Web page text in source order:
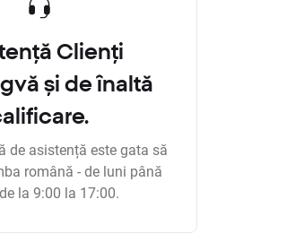
Clienți
și de înaltă
de asistență este gata să
română - de luni până
la 9:00 la 17:00.